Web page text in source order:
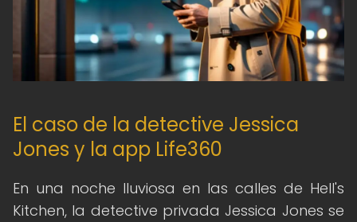
El caso de la detective Jessica
Jones y la app Life360
En una noche lluviosa en las calles de Hell's
Kitchen, la detective privada Jessica Jones se